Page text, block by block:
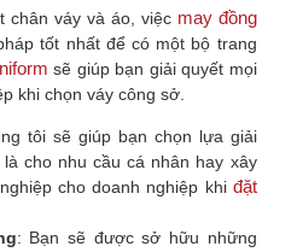
chân váy và áo, việc may đồng
tốt nhất để có một bộ trang
sẽ giúp bạn giải quyết mọi
khi chọn váy công sở.
tôi sẽ giúp bạn chọn lựa giải
cho nhu cầu cá nhân hay xây
cho doanh nghiệp khi đặt
: Bạn sẽ được sở hữu những